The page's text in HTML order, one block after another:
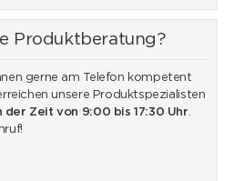
Produktberatung?
gerne am Telefon kompetent
unsere Produktspezialisten
Zeit von 9:00 bis 17:30 Uhr.